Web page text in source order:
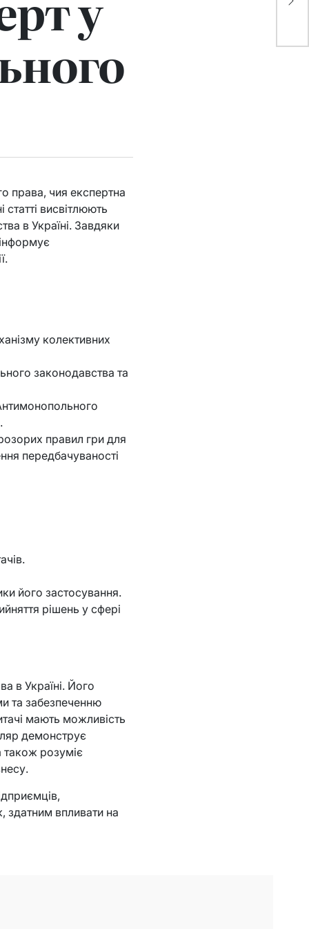
права, чия експертна
висвітлюють
в Україні. Завдяки
колективних
законодавства та
правил гри для
передбачуваності
його застосування.
рішень у сфері
в Україні. Його
та забезпеченню
мають можливість
демонструє
також розуміє
впливати на